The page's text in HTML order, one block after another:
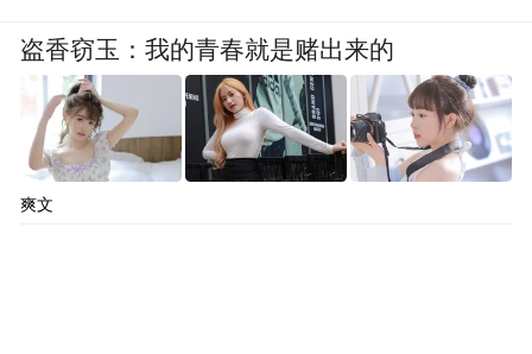
盗香窃玉：我的青春就是赌出来的
爽文